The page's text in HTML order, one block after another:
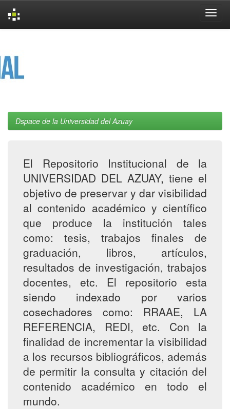
Dspace de la Universidad del Azuay
El Repositorio Institucional de la
UNIVERSIDAD DEL AZUAY, tiene el
objetivo de preservar y dar visibilidad
al contenido académico y científico
que produce la institución tales
como: tesis, trabajos finales de
graduación, libros, artículos,
resultados de investigación, trabajos
docentes, etc. El repositorio esta
siendo indexado por varios
cosechadores como: RRAAE, LA
REFERENCIA, REDI, etc. Con la
finalidad de incrementar la visibilidad
a los recursos bibliográficos, además
de permitir la consulta y citación del
contenido académico en todo el
mundo.